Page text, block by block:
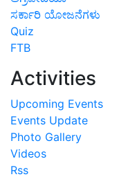
ಸರ್ಕಾರಿ ಯೋಜನೆಗಳು
Quiz
FTB
Activities
Upcoming Events
Events Update
Photo Gallery
Videos
Rss